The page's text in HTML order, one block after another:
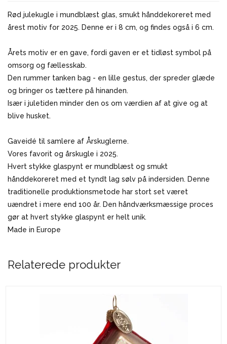
Rød julekugle i mundblæst glas, smukt hånddekoreret med
årest motiv for 2025. Denne er i 8 cm, og findes også i 6 cm.
Årets motiv er en gave, fordi gaven er et tidløst symbol på
omsorg og fællesskab.
Den rummer tanken bag - en lille gestus, der spreder glæde
og bringer os tættere på hinanden.
Især i juletiden minder den os om værdien af at give og at
blive husket.
Gaveidé til samlere af Årskuglerne.
Vores favorit og årskugle i 2025.
Hvert stykke glaspynt er mundblæst og smukt
hånddekoreret med et tyndt lag sølv på indersiden. Denne
traditionelle produktionsmetode har stort set været
uændret i mere end 100 år. Den håndværksmæssige proces
gør at hvert stykke glaspynt er helt unik.
Made in Europe
Relaterede produkter